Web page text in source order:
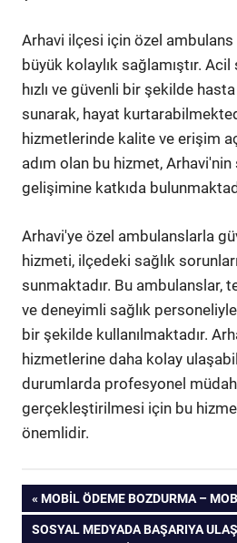
Arhavi ilçesi için özel
büyük kolaylık sağlamıştır.
hızlı ve güvenli bir şekilde
sunarak, hayat
hizmetlerinde kalite ve erişim
adım olan bu hizmet,
gelişimine katkıda
Arhavi'ye özel ambulanslarla
hizmeti, ilçedeki sağlık
sunmaktadır. Bu ambulanslar,
ve deneyimli sağlık
bir şekilde kullanılmaktadır.
hizmetlerine daha kolay
durumlarda profesyonel
gerçekleştirilmesi için bu
önemlidir.
Yazı
PREVIOUS
POST:
MOBIL ÖDEME BOZDURMA –
NEXT
SOSYAL MEDYADA BAŞARIYA